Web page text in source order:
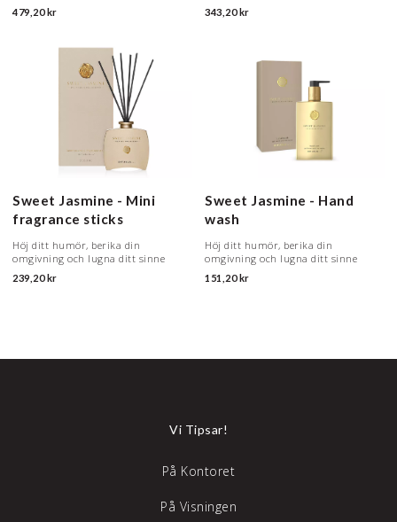
479,20 kr 343,20 kr
Sweet Jasmine - Mini
fragrance sticks
Höj ditt humör, berika din
omgivning och lugna ditt sinne
239,20 kr
Sweet Jasmine - Hand
wash
Höj ditt humör, berika din
omgivning och lugna ditt sinne
151,20 kr
Vi Tipsar!
På Kontoret
På Visningen